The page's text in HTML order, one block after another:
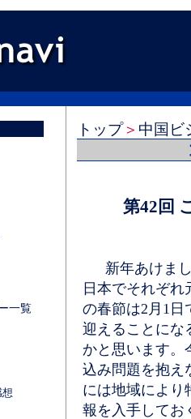
一覧
想
トップ＞ 中国ビ
第42回
新年あけまし
日本でそれぞ
の春節は2月1日
迎えることにな
かと思います。
込み問題を抱え
には地域により
報を入手してお